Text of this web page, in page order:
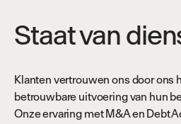
Staat van
Klanten vertrouwen ons door ons
betrouwbare uitvoering van hun
Onze ervaring met M&A en Debt